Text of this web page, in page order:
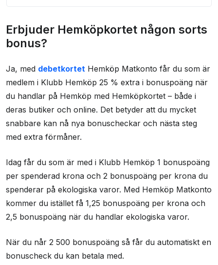
Erbjuder Hemköpkortet någon sorts bonus?
Andra förmåner du får med Hemköp Matkonto
Vad kostar Hemköp Matkonto och
Hemköpkortet?
Kraven för att ansöka om Hemköp Matkonto
Hemköp Matkontos kundtjänst
Vad andra tycker om Hemköpkortet?
Liknande kreditkort
Kontaktinformasjon
Brukeranmeldelser
Erbjuder Hemköpkortet någon sorts
bonus?
Ja, med debetkortet Hemköp Matkonto får du som är
medlem i Klubb Hemköp 25 % extra i bonuspoäng när
du handlar på Hemköp med Hemköpkortet – både i
deras butiker och online. Det betyder att du mycket
snabbare kan nå nya bonuscheckar och nästa steg
med extra förmåner.
Idag får du som är med i Klubb Hemköp 1 bonuspoäng
per spenderad krona och 2 bonuspoäng per krona du
spenderar på ekologiska varor. Med Hemköp Matkonto
kommer du istället få 1,25 bonuspoäng per krona och
2,5 bonuspoäng när du handlar ekologiska varor.
När du når 2 500 bonuspoäng så får du automatiskt en
bonuscheck du kan betala med.